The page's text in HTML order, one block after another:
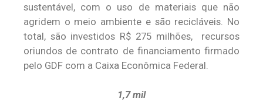
sustentável, com o uso de materiais que não
agridem o meio ambiente e são recicláveis. No
total, são investidos R$ 275 milhões, recursos
oriundos de contrato de financiamento firmado
pelo GDF com a Caixa Econômica Federal.
1,7 mil